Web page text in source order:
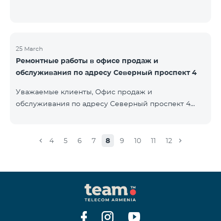
25 March
Ремонтные работы в офисе продаж и
обслуживания по адресу Северный проспект 4
Уважаемые клиенты, Офис продаж и
обслуживания по адресу Северный проспект 4
извинения за причиненные неудобства. По
Воскр. 09:00-24:00) 900 м., 12 минут ходьбы Абовяна
21 Пон-Воскр. 09:00-24:00) 700 м. 10 минут ходьбы
Вы можете ознакомиться с адресами и рабочими
графиками всех офисов продаж и обсл
4 5 6 7 8 9 10 11 12